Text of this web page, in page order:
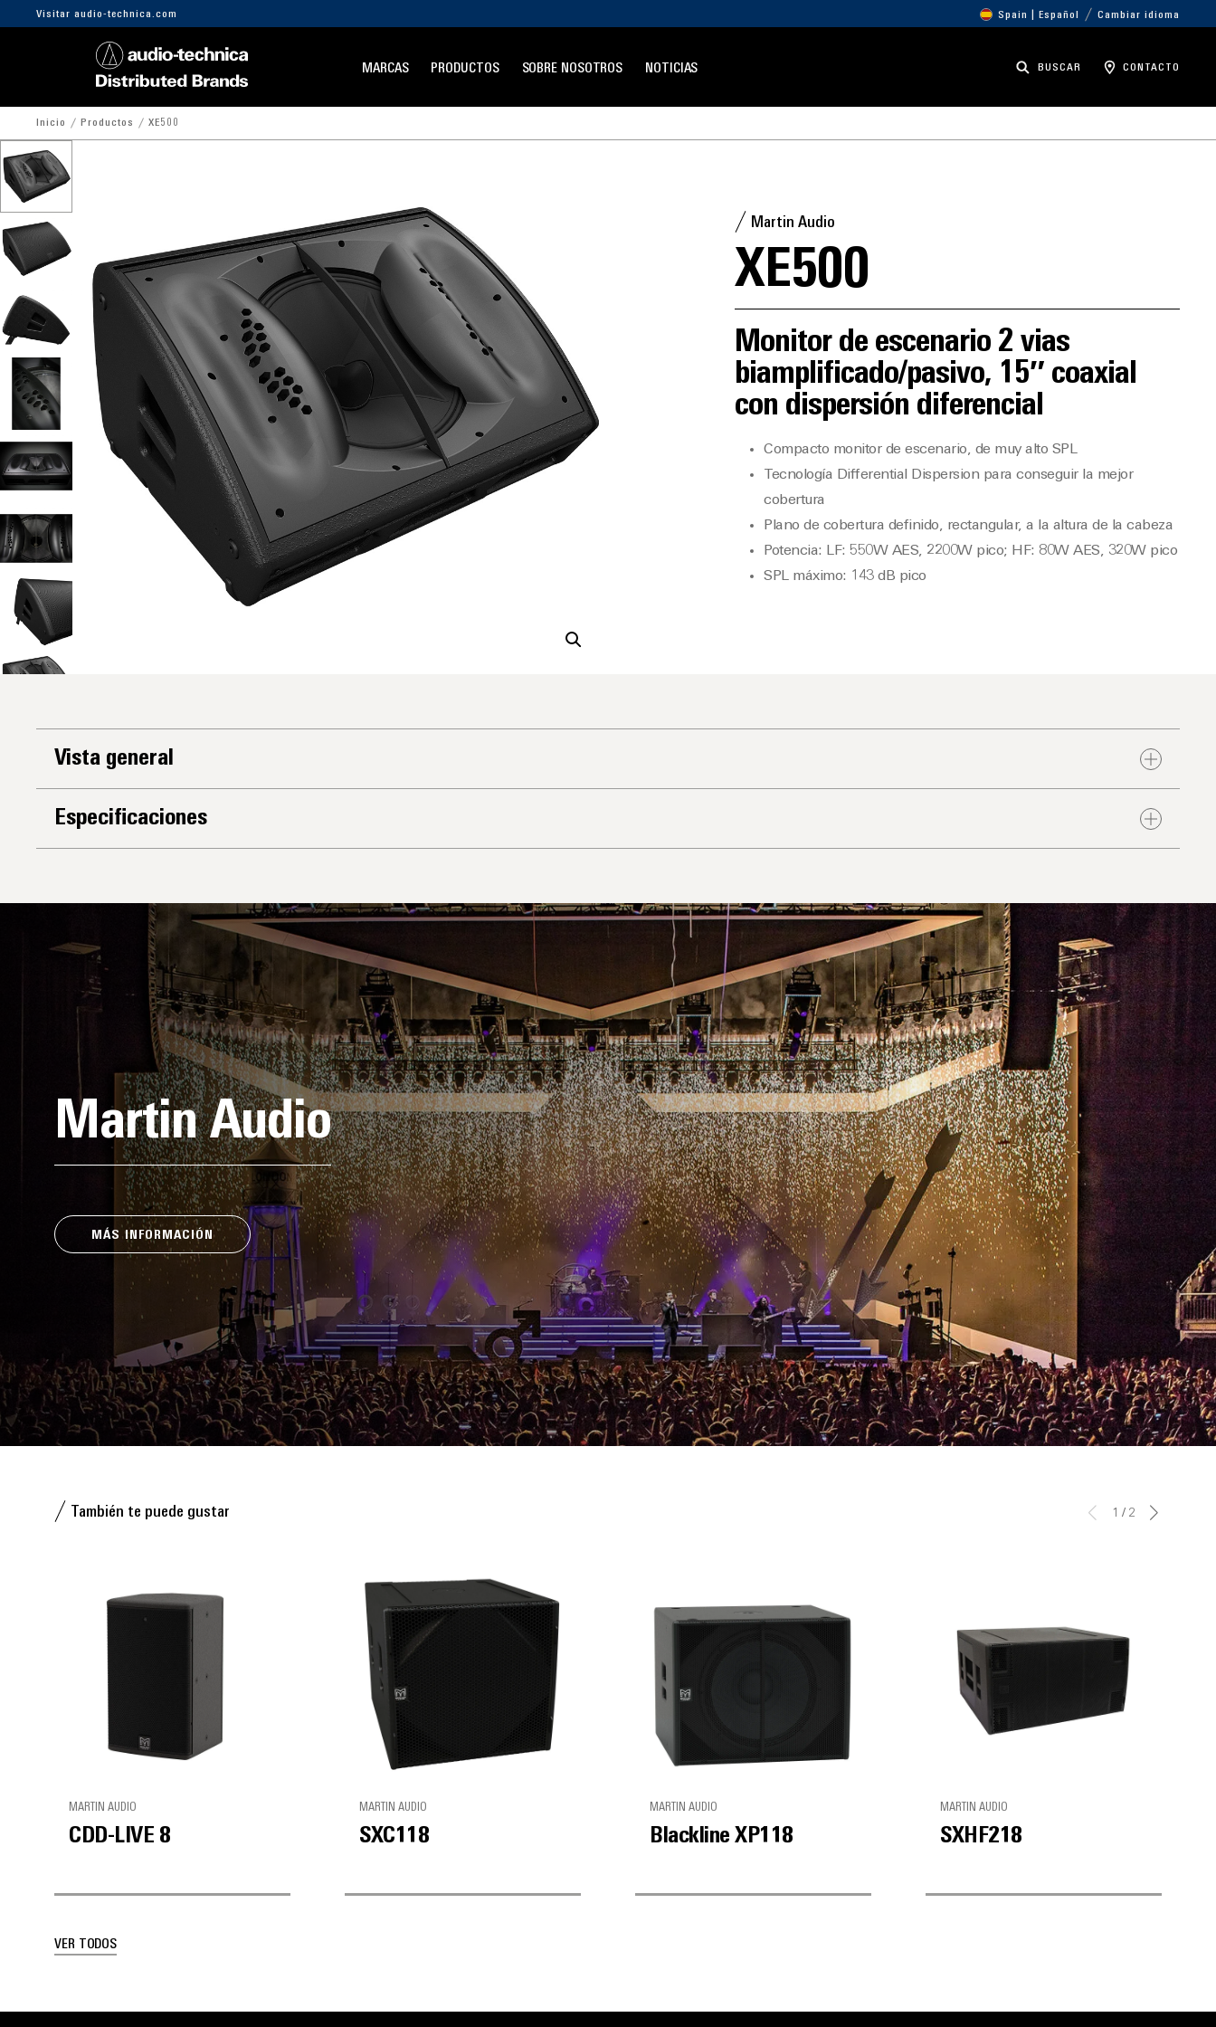
Visitar audio-technica.com Spain | Español Cambiar idioma
MARCAS PRODUCTOS SOBRE NOSOTROS NOTICIAS BUSCAR CONTACTO
Inicio Productos XE500
Martin Audio
XE500
Monitor de escenario 2 vias
biamplificado/pasivo, 15″ coaxial
con dispersión diferencial
Compacto monitor de escenario, de muy alto SPL
Tecnología Differential Dispersion para conseguir la mejor
cobertura
Plano de cobertura definido, rectangular, a la altura de la cabeza
Potencia: LF: 550W AES, 2200W pico; HF: 80W AES, 320W pico
SPL máximo: 143 dB pico
Vista general
Especificaciones
Martin Audio
MÁS INFORMACIÓN
También te puede gustar
MARTIN AUDIO
CDD-LIVE 8
MARTIN AUDIO
SXC118
MARTIN AUDIO
Blackline XP118
MARTIN AUDIO
SXHF218
1 / 2
VER TODOS